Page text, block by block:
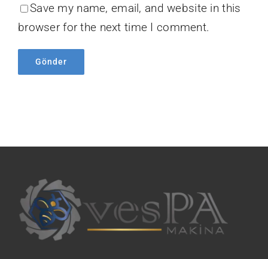
Save my name, email, and website in this
browser for the next time I comment.